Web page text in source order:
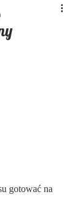
gotować na